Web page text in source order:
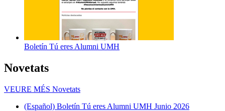
Boletín Tú eres Alumni UMH
Novetats
VEURE MÉS Novetats
(Español) Boletín Tú eres Alumni UMH Junio 2026